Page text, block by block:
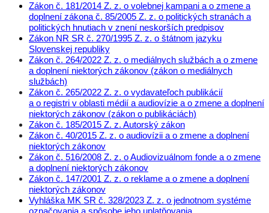
Zákon č. 181/2014 Z. z. o volebnej kampani a o zmene a
doplnení zákona č. 85/2005 Z. z. o politických stranách a
politických hnutiach v znení neskorších predpisov
Zákon NR SR č. 270/1995 Z. z. o štátnom jazyku
Slovenskej republiky
Zákon č. 264/2022 Z. z. o mediálnych službách a o zmene
a doplnení niektorých zákonov (zákon o mediálnych
službách)
Zákon č. 265/2022 Z. z. o vydavateľoch publikácií
a o registri v oblasti médií a audiovízie a o zmene a doplnení
niektorých zákonov (zákon o publikáciách)
Zákon č. 185/2015 Z. z. Autorský zákon
Zákon č. 40/2015 Z. z. o audiovízii a o zmene a doplnení
niektorých zákonov
Zákon č. 516/2008 Z. z. o Audiovizuálnom fonde a o zmene
a doplnení niektorých zákonov
Zákon č. 147/2001 Z. z. o reklame a o zmene a doplnení
niektorých zákonov
Vyhláška MK SR č. 328/2023 Z. z. o jednotnom systéme
označovania a spôsobe jeho uplatňovania